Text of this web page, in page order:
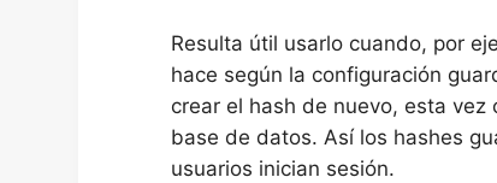
Resulta útil usarlo cuando, por
hace según la configuración
crear el hash de nuevo, esta
base de datos. Así los hashes
usuarios inician sesión.